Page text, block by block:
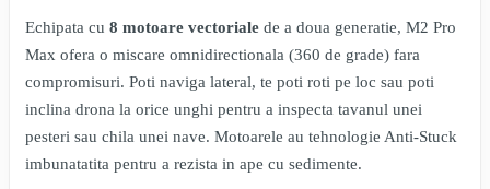
Echipata cu 8 motoare vectoriale de a doua generatie, M2 Pro
Max ofera o miscare omnidirectionala (360 de grade) fara
compromisuri. Poti naviga lateral, te poti roti pe loc sau poti
inclina drona la orice unghi pentru a inspecta tavanul unei
pesteri sau chila unei nave. Motoarele au tehnologie Anti-Stuck
imbunatatita pentru a rezista in ape cu sedimente.